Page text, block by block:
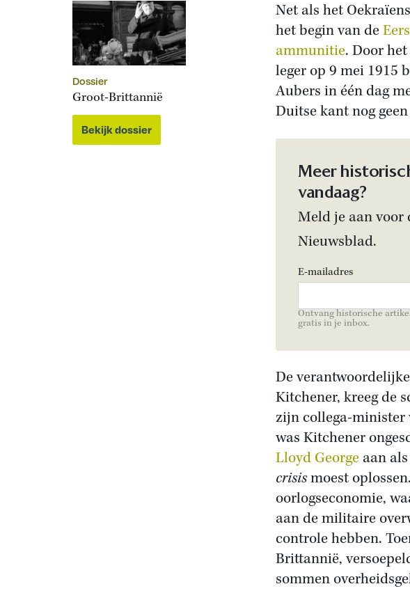
Dossier
Groot-Brittannië
Bekijk dossier
Net als het
het begin van de
ammunitie. Door
leger op 9 mei 1915
Aubers in één dag
Duitse kant nog
Meer
vandaag?
Meld je aan voor
Nieuwsblad.
E-mailadres
Ontvang historische
gratis in je inbox.
De
Kitchener, kreeg de
zijn collega-minister
was Kitchener
Lloyd Georgeaan
crisismoest
oorlogseconomie,
aan de militaire
controle hebben.
Brittannië,
sommen